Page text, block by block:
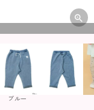
ブルー